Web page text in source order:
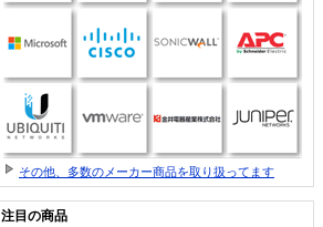
その他、多数のメーカー商品を取り扱ってます
注目の商品